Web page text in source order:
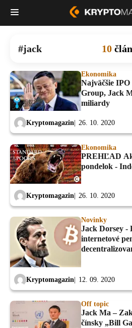
jack 10
Ekonomika
Najväčšie
Group, Jack
miliardy
Kryptomagazin 26. 10. 2020
Ekonomika
PREHĽAD
pondelok -
Kryptomagazin 26. 10. 2020
Novinky
Jack Dorsey -
internetové
Kryptomagazin 12. 09. 2020
Off topic
Jack Ma –
čínsky „Bill